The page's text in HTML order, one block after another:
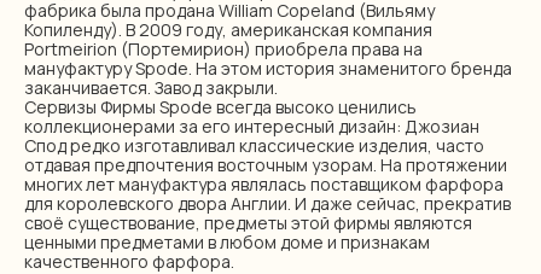
фабрика была продана William Copeland (Вильяму
Копиленду). В 2009 году, американская компания
Portmeirion (Портемирион) приобрела права на
мануфактуру Spode. На этом история знаменитого бренда
заканчивается. Завод закрыли.
Сервизы Фирмы Spode всегда высоко ценились
коллекционерами за его интересный дизайн: Джозиан
Спод редко изготавливал классические изделия, часто
отдавая предпочтения восточным узорам. На протяжении
многих лет мануфактура являлась поставщиком фарфора
для королевского двора Англии. И даже сейчас, прекратив
своё существование, предметы этой фирмы являются
ценными предметами в любом доме и признакам
качественного фарфора.